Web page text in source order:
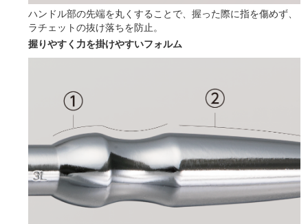
ハンドル部の先端を丸くすることで、握った際に指を傷めず、
ラチェットの抜け落ちを防止。
握りやすく力を掛けやすいフォルム